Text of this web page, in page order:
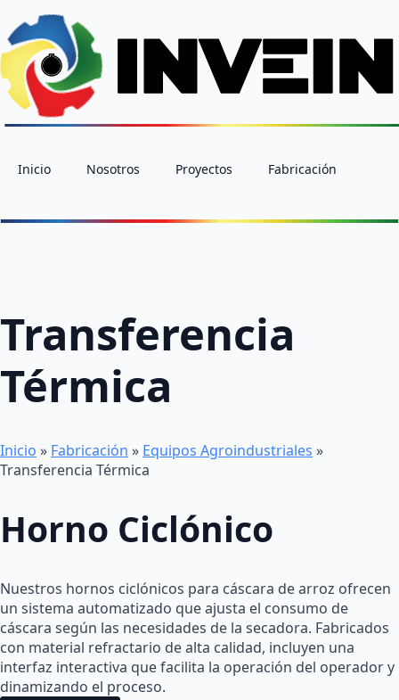
Inicio Nosotros Proyectos Fabricación
Transferencia
Térmica
Inicio » Fabricación » Equipos Agroindustriales »
Transferencia Térmica
Horno Ciclónico
Nuestros hornos ciclónicos para cáscara de arroz ofrecen
un sistema automatizado que ajusta el consumo de
cáscara según las necesidades de la secadora. Fabricados
con material refractario de alta calidad, incluyen una
interfaz interactiva que facilita la operación del operador y
dinamizando el proceso.